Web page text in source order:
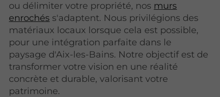
ou délimiter votre propriété, nos murs
enrochés s'adaptent. Nous privilégions des
matériaux locaux lorsque cela est possible,
pour une intégration parfaite dans le
paysage d'Aix-les-Bains. Notre objectif est de
transformer votre vision en une réalité
concrète et durable, valorisant votre
patrimoine.